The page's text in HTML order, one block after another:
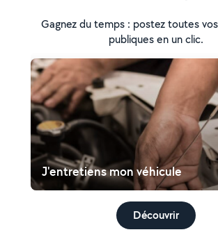
Gagnez du temps : postez toutes
publiques en un clic.
J'entretiens mon véhicule
Découvrir